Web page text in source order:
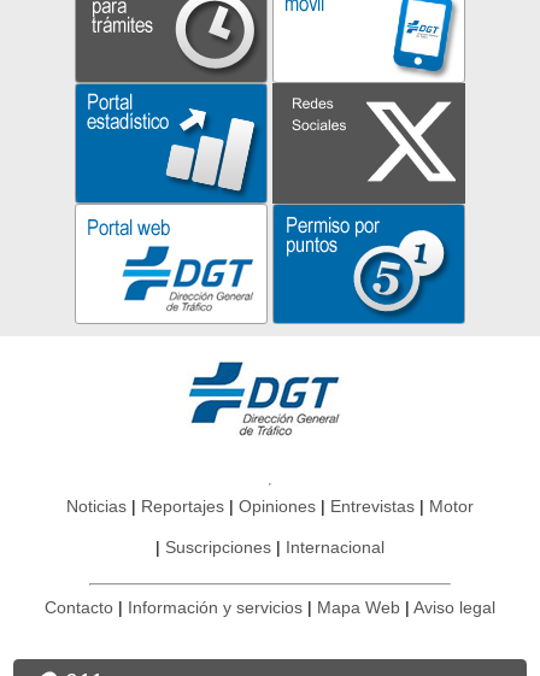
Noticias Reportajes Opiniones Entrevistas Motor
Suscripciones Internacional
Contacto Información y servicios Mapa Web Aviso legal